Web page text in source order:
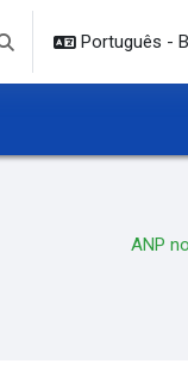
Alternar entrada de
Português -
ANP